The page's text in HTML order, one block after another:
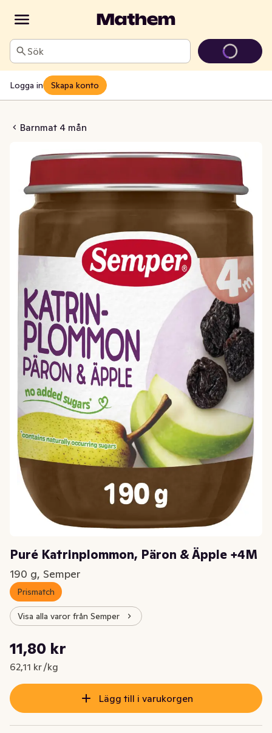
Sök
Logga in Skapa konto
Barnmat 4 mån
Päron & Äpple +4M
Puré Katrinplommon, Päron & Äpple +4M
190 g, Semper
Prismatch
Visa alla varor från Semper
Nuvarande pris är: 11,80 kr
11,80 kr
62,11 kr /kg
Styckpris: 62,11 kr /kg
Lägg till i varukorgen